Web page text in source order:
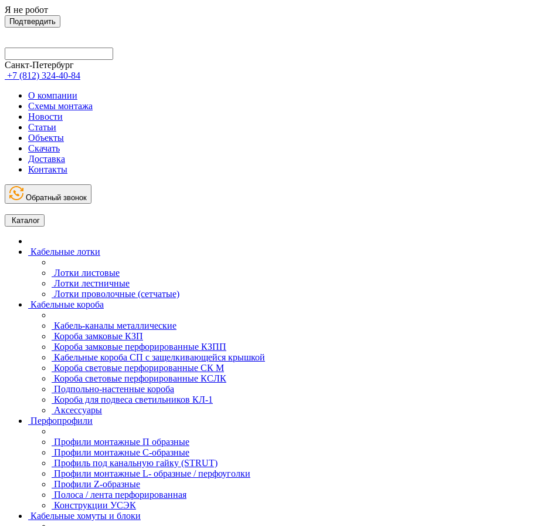
Я не робот
Подтвердить
Санкт-Петербург
+7 (812) 324-40-84
О компании
Схемы монтажа
Новости
Статьи
Объекты
Скачать
Доставка
Контакты
Обратный звонок
Каталог
Кабельные лотки
Лотки листовые
Лотки лестничные
Лотки проволочные (сетчатые)
Кабельные короба
Кабель-каналы металлические
Короба замковые КЗП
Короба замковые перфорированные КЗПП
Кабельные короба СП с защелкивающейся крышкой
Короба световые перфорированные СК М
Короба световые перфорированные КСЛК
Подпольно-настенные короба
Короба для подвеса светильников КЛ-1
Аксессуары
Перфопрофили
Профили монтажные П образные
Профили монтажные C-образные
Профиль под канальную гайку (STRUT)
Профили монтажные L- образные / перфоуголки
Профили Z-образные
Полоса / лента перфорированная
Конструкции УСЭК
Кабельные хомуты и блоки